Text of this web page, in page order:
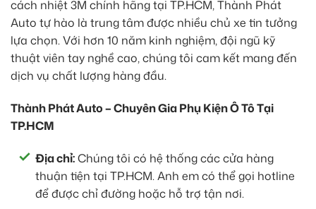
cách nhiệt 3M chính hãng tại TP.HCM, Thành Phát
Auto tự hào là trung tâm được nhiều chủ xe tin tưởng
lựa chọn. Với hơn 10 năm kinh nghiệm, đội ngũ kỹ
thuật viên tay nghề cao, chúng tôi cam kết mang đến
dịch vụ chất lượng hàng đầu.
Thành Phát Auto – Chuyên Gia Phụ Kiện Ô Tô Tại
TP.HCM
Địa chỉ:Chúng tôi có hệ thống các cửa hàng
thuận tiện tại TP.HCM. Anh em có thể gọi hotline
để được chỉ đường hoặc hỗ trợ tận nơi.